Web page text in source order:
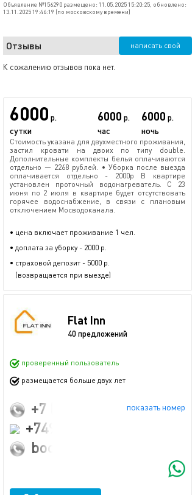
Объявление №156290 размещено: 11.05.2025 15:20:25, обновлено:
13.11.2025 19:46:19 (по московскому времени)
Отзывы написать свой
К сожалению отзывов пока нет.
6000 р.
сутки
6000 р.
час
6000 р.
ночь
Стоимость указана для двухместного проживания,
застил кровати на двоих по типу double.
Дополнительные комплекты белья оплачиваются
отдельно — 2268 рублей. • Уборка после выезда
оплачивается отдельно - 2000р В квартире
установлен проточный водонагреватель. С 23
июня по 2 июля в квартире будет отсутствовать
горячее водоснабжение, в связи с плановым
отключением Мосводоканала.
• цена включает проживание 1 чел.
• доплата за уборку - 2000 р.
• страховой депозит - 5000 р.
(возвращается при выезде)
Flat Inn
40 предложений
проверенный пользователь
размещается больше двух лет
показать номер
+7 (916) 883-36-00
+74951092240
booking@flatinn.ru